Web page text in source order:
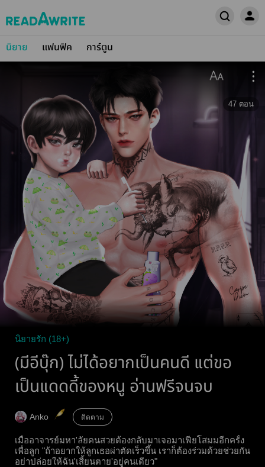
นิยาย แฟนฟิค การ์ตูน
47 ตอน
นิยายรัก (18+)
(มีอีบุ๊ก) ไม่ได้อยากเป็นคนดี แต่ขอ
เป็นแดดดี้ของหนู อ่านฟรีจนจบ
Anko ติดตาม
เมื่ออาจารย์มหา'ลัยคนสวยต้องกลับมาเจอมาเฟียโสมมอีกครั้ง
เพื่อลูก "ถ้าอยากให้ลูกเธอผ่าตัดเร็วขึ้น เราก็ต้องร่วมด้วยช่วยกัน
อย่าปล่อยให้ฉัน'เสี้ยนตาย'อยู่คนเดียว"